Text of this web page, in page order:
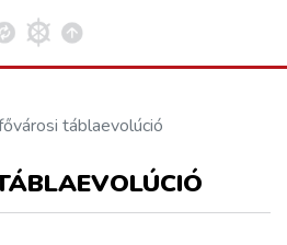
táblaevolúció